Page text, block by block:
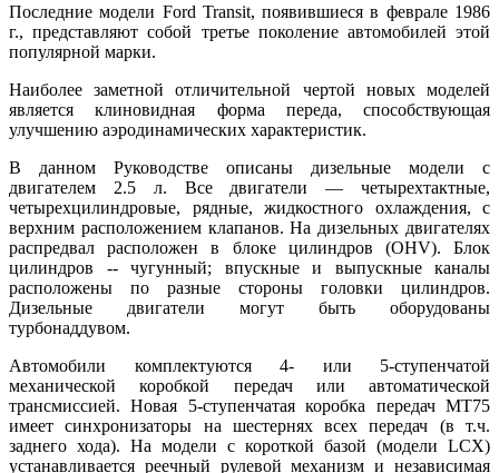
Последние модели Ford Transit, появившиеся в феврале 1986
г., представляют собой третье поколение автомобилей этой
популярной марки.
Наиболее заметной отличительной чертой новых моделей
является клиновидная форма переда, способствующая
улучшению аэродинамических характеристик.
В данном Руководстве описаны дизельные модели с
двигателем 2.5 л. Все двигатели — четырехтактные,
четырехцилиндровые, рядные, жидкостного охлаждения, с
верхним расположением клапанов. На дизельных двигателях
распредвал расположен в блоке цилиндров (OHV). Блок
цилиндров -- чугунный; впускные и выпускные каналы
расположены по разные стороны головки цилиндров.
Дизельные двигатели могут быть оборудованы
турбонаддувом.
Автомобили комплектуются 4- или 5-ступенчатой
механической коробкой передач или автоматической
трансмиссией. Новая 5-ступенчатая коробка передач МТ75
имеет синхронизаторы на шестернях всех передач (в т.ч.
заднего хода). На модели с короткой базой (модели LCX)
устанавливается реечный рулевой механизм и независимая